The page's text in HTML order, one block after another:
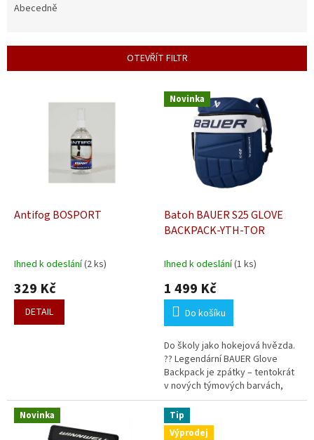
í
r
Abecedně
OTEVŘÍT FILTR
Antifog BOSPORT
Ihned k odeslání(2 ks)
329 Kč
DETAIL
Novinka
Batoh BAUER S25 GLOVE
BACKPACK-YTH-TOR
Ihned k odeslání(1 ks)
1 499 Kč
Do košíku
Do školy jako hokejová hvězda.
?? Legendární BAUER Glove
Backpack je zpátky – tentokrát
v nových týmových barvách,
které jasně ukážou, komu
fandíš. Díky hlavní kapse, kam
se...
Novinka
Tip
Výprodej